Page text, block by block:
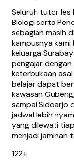
Seluruh tutor les
Biologi serta
sebagian masih
kampusnya kami
keluarga
pengajar
keterbukaan
belajar dapat
kawasan
sampai Sidoarjo
jadwal lebih
yang dilewati
menjadi jaminan
122+